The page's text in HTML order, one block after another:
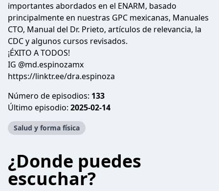
importantes abordados en el ENARM, basado
principalmente en nuestras GPC mexicanas, Manuales
CTO, Manual del Dr. Prieto, artículos de relevancia, la
CDC y algunos cursos revisados.
¡ÉXITO A TODOS!
IG @md.espinozamx
https://linktr.ee/dra.espinoza
Número de episodios: 133
Último episodio: 2025-02-14
Salud y forma física
¿Donde puedes
escuchar?